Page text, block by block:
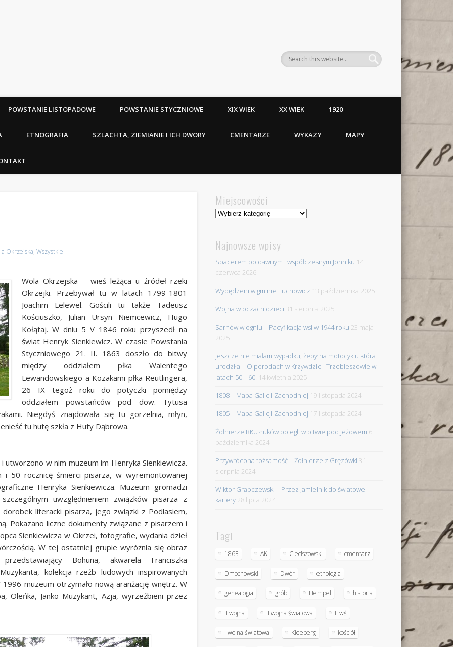
POWSTANIE LISTOPADOWE POWSTANIE STYCZNIOWE XIX WIEK XX WIEK 1920
ETNOGRAFIA SZLACHTA, ZIEMIANIE I ICH DWORY CMENTARZE WYKAZY MAPY
Okrzejska,Wszystkie
Wola Okrzejska – wieś leżąca u źródeł rzeki
Okrzejki. Przebywał tu w latach 1799-1801
Joachim Lelewel. Gościli tu także Tadeusz
Kościuszko, Julian Ursyn Niemcewicz, Hugo
Kołątaj. W dniu 5 V 1846 roku przyszedł na
świat Henryk Sienkiewicz. W czasie Powstania
Styczniowego 21. II. 1863 doszło do bitwy
między oddziałem płka Walentego
Lewandowskiego a Kozakami płka Reutlingera,
26 IX tegoż roku do potyczki pomiędzy
oddziałem powstańców pod dow. Tytusa
Niegdyś znajdowała się tu gorzelnia, młyn,
tu hutę szkła z Huty Dąbrowa.
w nim muzeum im Henryka Sienkiewicza.
50 rocznicę śmierci pisarza, w wyremontowanej
Henryka Sienkiewicza. Muzeum gromadzi
uwzględnieniem związków pisarza z
literacki pisarza, jego związki z Podlasiem,
Pokazano liczne dokumenty związane z pisarzem i
Sienkiewicza w Okrzei, fotografie, wydania dzieł
W tej ostatniej grupie wyróżnia się obraz
Bohuna, akwarela Franciszka
kolekcja rzeźb ludowych inspirowanych
muzeum otrzymało nową aranżację wnętrz. W
Oleńka, Janko Muzykant, Azja, wyrzeźbieni przez
Miejscowości
Miejscowości
Najnowsze wpisy
Spacerem po dawnym i współczesnym Jonniku 14
czerwca 2026
Wypędzeni w gminie Tuchowicz 13 października 2025
Wojna w oczach dzieci 31 sierpnia 2025
Sarnów w ogniu – Pacyfikacja wsi w 1944 roku 23 maja
2025
Jeszcze nie miałam wypadku, żeby na motocyklu która
urodziła – O porodach w Krzywdzie i Trzebieszowie w
latach 50. i 60. 14 kwietnia 2025
1808 – Mapa Galicji Zachodniej 19 listopada 2024
1805 – Mapa Galicji Zachodniej 17 listopada 2024
Żołnierze RKU Łuków polegli w bitwie pod Jeżowem 6
października 2024
Przywrócona tożsamość – Żołnierze z Gręzówki 31
sierpnia 2024
Wiktor Grąbczewski – Przez Jamielnik do światowej
kariery 28 lipca 2024
Tagi
1863 AK Cieciszowski cmentarz
Dmochowski Dwór etnologia
genealogia grób Hempel historia
II wojna II wojna światowa II wś
I wojna światowa Kleeberg kościół